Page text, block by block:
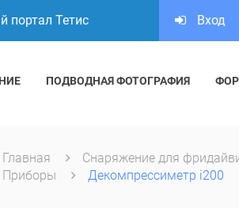
портал Тетис Вход
ПОДВОДНАЯ ФОТОГРАФИЯ
Главная
Снаряжение для
Приборы
Декомпрессиметр i200